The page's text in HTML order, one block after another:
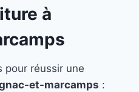
à
pour réussir une
et-marcamps :